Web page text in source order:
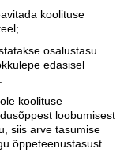
koolituse
osalustasu
edasisel
koolituse
loobumisest
siis arve tasumise
õppeteenustasust.